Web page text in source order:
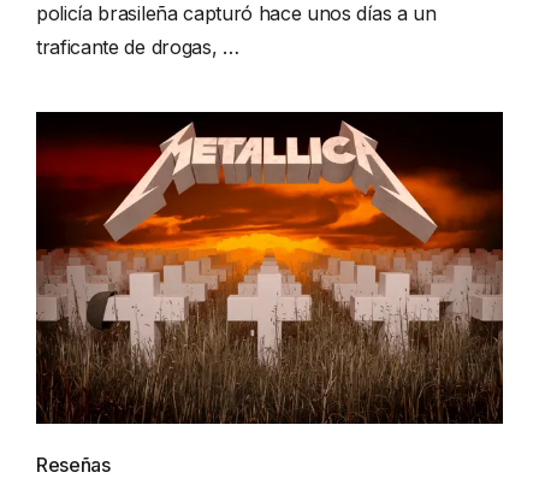
policía brasileña capturó hace unos días a un
traficante de drogas, …
Reseñas